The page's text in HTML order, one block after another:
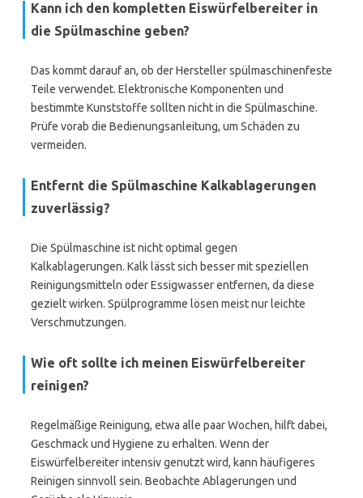
Kann ich den kompletten Eiswürfelbereiter in
die Spülmaschine geben?
Das kommt darauf an, ob der Hersteller spülmaschinenfeste
Teile verwendet. Elektronische Komponenten und
bestimmte Kunststoffe sollten nicht in die Spülmaschine.
Prüfe vorab die Bedienungsanleitung, um Schäden zu
vermeiden.
Entfernt die Spülmaschine Kalkablagerungen
zuverlässig?
Die Spülmaschine ist nicht optimal gegen
Kalkablagerungen. Kalk lässt sich besser mit speziellen
Reinigungsmitteln oder Essigwasser entfernen, da diese
gezielt wirken. Spülprogramme lösen meist nur leichte
Verschmutzungen.
Wie oft sollte ich meinen Eiswürfelbereiter
reinigen?
Regelmäßige Reinigung, etwa alle paar Wochen, hilft dabei,
Geschmack und Hygiene zu erhalten. Wenn der
Eiswürfelbereiter intensiv genutzt wird, kann häufigeres
Reinigen sinnvoll sein. Beobachte Ablagerungen und